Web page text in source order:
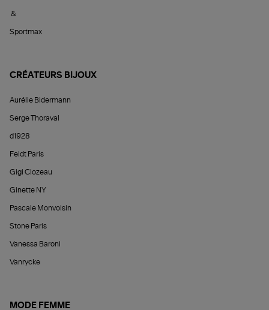
&
Sportmax
CRÉATEURS BIJOUX
Aurélie Bidermann
Serge Thoraval
d1928
Feidt Paris
Gigi Clozeau
Ginette NY
Pascale Monvoisin
Stone Paris
Vanessa Baroni
Vanrycke
MODE FEMME